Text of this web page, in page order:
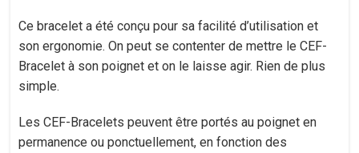
Ce bracelet a été conçu pour sa facilité d’utilisation et
son ergonomie. On peut se contenter de mettre le CEF-
Bracelet à son poignet et on le laisse agir. Rien de plus
simple.
Les CEF-Bracelets peuvent être portés au poignet en
permanence ou ponctuellement, en fonction des